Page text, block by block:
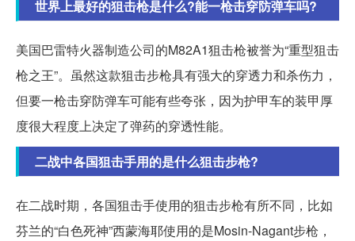
世界上最好的狙击枪是什么?能一枪击穿防弹车吗?
美国巴雷特火器制造公司的M82A1狙击枪被誉为“重型狙击
枪之王”。虽然这款狙击步枪具有强大的穿透力和杀伤力，
但要一枪击穿防弹车可能有些夸张，因为护甲车的装甲厚
度很大程度上决定了弹药的穿透性能。
二战中各国狙击手用的是什么狙击步枪?
在二战时期，各国狙击手使用的狙击步枪有所不同，比如
芬兰的“白色死神”西蒙海耶使用的是Mosin-Nagant步枪，